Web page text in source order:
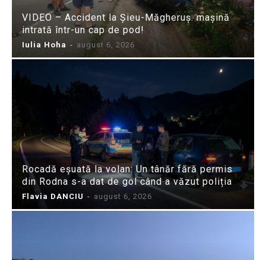
VIDEO – Accident la Șieu-Măgheruș: mașină
intrată într-un cap de pod!
Iulia Hoha - august 6, 2026
Rocadă eșuată la volan: Un tânăr fără permis
din Rodna s-a dat de gol când a văzut poliția
Flavia DANCIU - august 6, 2026